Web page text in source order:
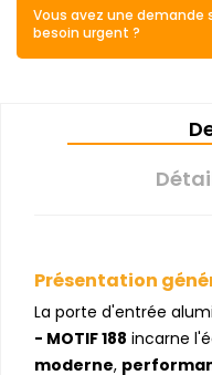
Vous avez une demande
besoin urgent ?
Présentation
La porte d'entrée
- MOTIF 188 incarne
moderne,